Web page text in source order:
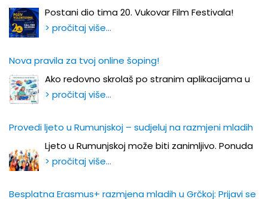
Postani dio tima 20. Vukovar Film Festivala!
> pročitaj više…
Nova pravila za tvoj online šoping!
Ako redovno skrolaš po stranim aplikacijama u
> pročitaj više…
Provedi ljeto u Rumunjskoj – sudjeluj na razmjeni mladih
Ljeto u Rumunjskoj može biti zanimljivo. Ponuda
> pročitaj više…
Besplatna Erasmus+ razmjena mladih u Grčkoj: Prijavi se